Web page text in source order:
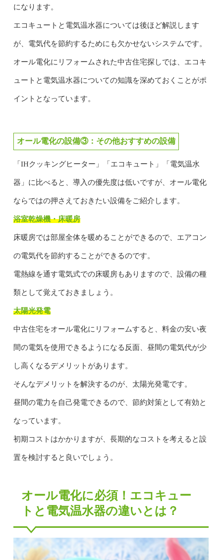
になります。
エコキュートと電気温水器については後ほど解説します
が、電気代を節約するためにも欠かせないシステムです。
オール電化にリフォームされた中古住宅探しでは、エコキ
ュートと電気温水器についての知識を深めておくことがポ
イントとなっています。
オール電化の設備③：その他おすすめの設備
「IHクッキングヒーター」「エコキュート」「電気温水
器」に比べると、導入の優先度は低いですが、オール電化
ならではの押さえておきたい設備をご紹介します。
浴室乾燥機・床暖房
床暖房では部屋全体を暖めることができるので、エアコン
の電気代を節約することができるのです。
電熱線を通す電気式での床暖房もありますので、設備の種
類として覚えておきましょう。
太陽光発電
中古住宅をオール電化にリフォームすると、料金の安い夜
間の電気を使用できるようになる反面、昼間の電気代が少
し高くなるデメリットがあります。
そんなデメリットを解決するのが、太陽光発電です。
昼間の電力を自己発電できるので、節約対策として有効と
なっています。
初期コストはかかりますが、長期的なコストを考えると設
置を検討すると良いでしょう。
オール電化に必須！エコキュー
トと電気温水器の違いとは？